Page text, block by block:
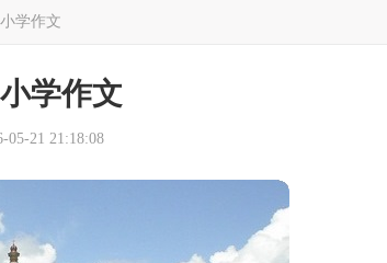
小学作文
学作文
05-21 21:18:08